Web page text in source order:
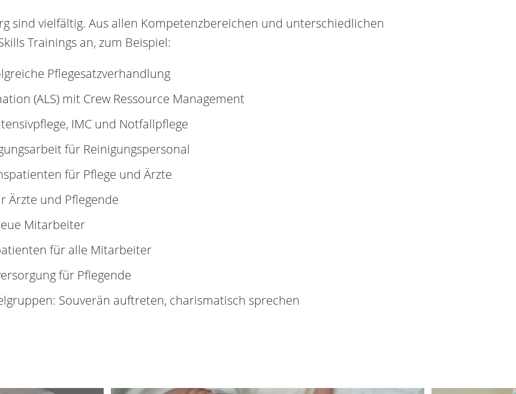
sind vielfältig. Aus allen Kompetenzbereichen und unterschiedlichen
Trainings an, zum Beispiel:
Pflegesatzverhandlung
(ALS) mit Crew Ressource Management
IMC und Notfallpflege
für Reinigungspersonal
für Pflege und Ärzte
Ärzte und Pflegende
Mitarbeiter
für alle Mitarbeiter
für Pflegende
Souverän auftreten, charismatisch sprechen